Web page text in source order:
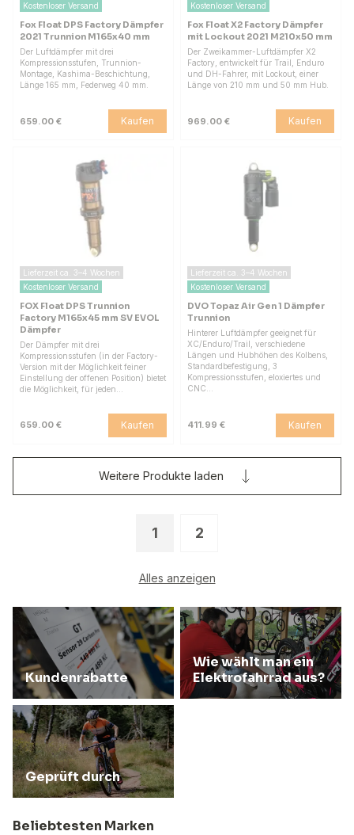
Kostenloser Versand
Fox Float DPS Factory Dämpfer
2021 Trunnion M165x40 mm
Der Luftdämpfer mit drei
Kompressionsstufen, Trunnion-
Montage, Kashima-Beschichtung,
Länge 165 mm, Federweg 40 mm.
659.00 € Kaufen
Kostenloser Versand
Fox Float X2 Factory Dämpfer
mit Lockout 2021 M210x50 mm
Der Zweikammer-Luftdämpfer X2
Factory, entwickelt für Trail, Enduro
und DH-Fahrer, mit Lockout, einer
Länge von 210 mm und 50 mm Hub.
969.00 € Kaufen
Lieferzeit ca. 3–4 Wochen
Kostenloser Versand
FOX Float DPS Trunnion
Factory M165x45 mm SV EVOL
Dämpfer
Der Dämpfer mit drei
Kompressionsstufen (in der Factory-
Version mit der Möglichkeit feiner
Einstellung der offenen Position) bietet
die Möglichkeit, für jeden…
659.00 € Kaufen
Lieferzeit ca. 3–4 Wochen
Kostenloser Versand
DVO Topaz Air Gen 1 Dämpfer
Trunnion
Hinterer Luftdämpfer geeignet für
XC/Enduro/Trail, verschiedene
Längen und Hubhöhen des Kolbens,
Standardbefestigung, 3
Kompressionsstufen, eloxiertes und
CNC…
411.99 € Kaufen
1 2
Alles anzeigen
Weitere Produkte laden
Kundenrabatte
Wie wählt man ein
Elektrofahrrad aus?
Geprüft durch
Beliebtesten Marken